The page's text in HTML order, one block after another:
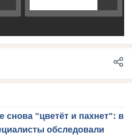
снова "цветёт и пахнет": в
обследовали